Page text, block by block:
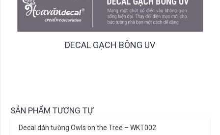
DECAL GẠCH BÔNG UV
SẢN PHẨM TƯƠNG TỰ
Decal dán tường Owls on the Tree – WKT002